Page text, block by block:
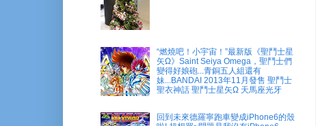
“燃燒吧！小宇宙！”最新版《聖鬥士星
矢Ω》Saint Seiya Omega，聖鬥士們
變得好娘砲...青銅五人組還有
妹...BANDAI 2013年11月發售 聖鬥士
聖衣神話 聖鬥士星矢Ω 天馬座光牙
回到未來德羅寧跑車變成iPhone6的殼